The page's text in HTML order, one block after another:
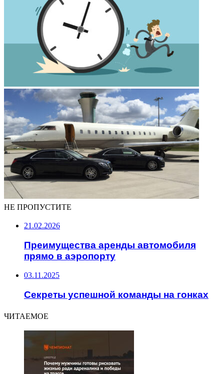
НЕ ПРОПУСТИТЕ
21.02.2026
Преимущества аренды автомобиля
прямо в аэропорту
03.11.2025
Секреты успешной команды на гонках
ЧИТАЕМОЕ